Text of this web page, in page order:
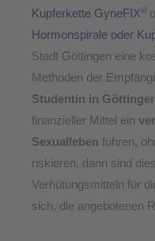
Kupferkette GyneFIX®
Hormonspirale oder
Stadt Göttingen eine
Methoden der
Studentin in
finanzieller Mittel ein
Sexualleben führen,
riskieren, dann sind
Verhütungsmitteln für
sich, die angebotenen